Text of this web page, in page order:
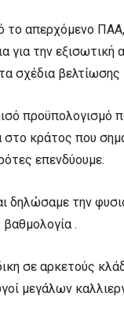
το απερχόμενο
για την
σχέδια βελτίωσης
προϋπολογισμό
κράτος που
επενδύουμε.
δηλώσαμε την
.
σε αρκετούς
μεγάλων